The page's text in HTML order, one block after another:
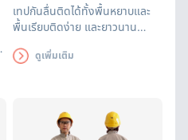
เทปกันลื่นติดได้ทั้งพื้นหยาบและ
พื้นเรียบติดง่าย และยาวนาน
อันตรายจากการลื่น
ดูเพิ่มเติม